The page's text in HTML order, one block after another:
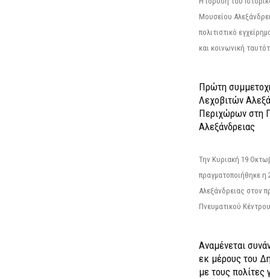
Μουσείου
πολιτιστικό
και κοινωνική
Πρώτη
Λεχοβιτών
Περιχώρων στη
Αλεξάνδρειας
Την Κυριακή 19
πραγματοποιήθηκε η
Αλεξάνδρειας στον
Πνευματικού
Αναμένεται
εκ μέρους του
με τους πολίτες